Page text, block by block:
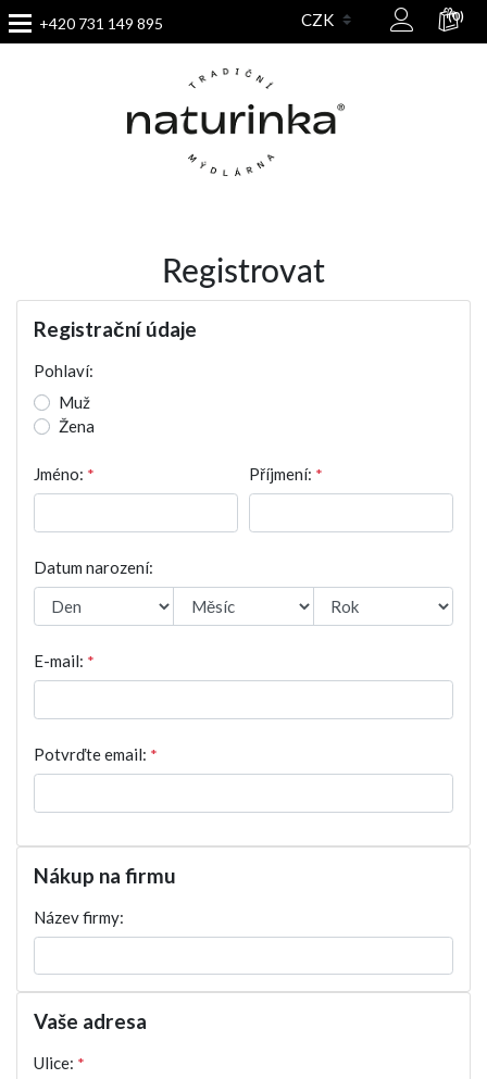
+420 731 149 895 (0)
Registrovat
Registrační údaje
Pohlaví:
Muž
Žena
Jméno: * Příjmení: *
Datum narození:
E-mail: *
Potvrďte email: *
Nákup na firmu
Název firmy:
Vaše adresa
Ulice: *